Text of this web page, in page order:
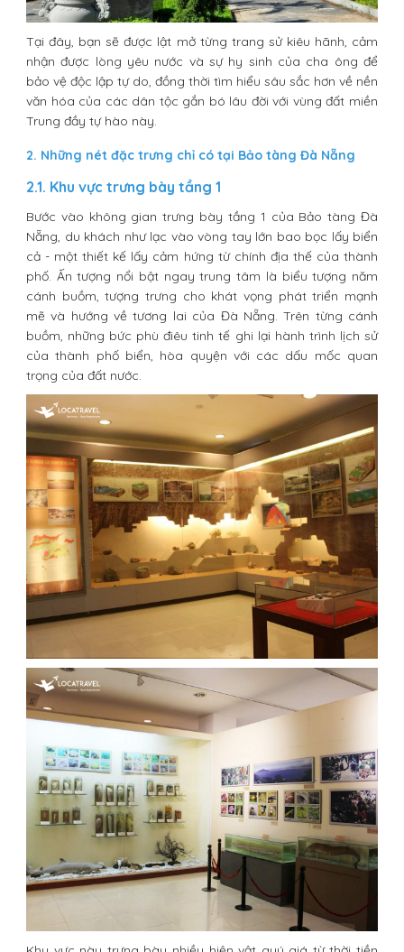
Tại đây, bạn sẽ được lật mở từng trang sử kiêu hãnh, cảm
nhận được lòng yêu nước và sự hy sinh của cha ông để
bảo vệ độc lập tự do, đồng thời tìm hiểu sâu sắc hơn về nền
văn hóa của các dân tộc gắn bó lâu đời với vùng đất miền
Trung đầy tự hào này.
2. Những nét đặc trưng chỉ có tại Bảo tàng Đà Nẵng
2.1. Khu vực trưng bày tầng 1
Bước vào không gian trưng bày tầng 1 của Bảo tàng Đà
Nẵng, du khách như lạc vào vòng tay lớn bao bọc lấy biển
cả - một thiết kế lấy cảm hứng từ chính địa thế của thành
phố. Ấn tượng nổi bật ngay trung tâm là biểu tượng năm
cánh buồm, tượng trưng cho khát vọng phát triển mạnh
mẽ và hướng về tương lai của Đà Nẵng. Trên từng cánh
buồm, những bức phù điêu tinh tế ghi lại hành trình lịch sử
của thành phố biển, hòa quyện với các dấu mốc quan
trọng của đất nước.